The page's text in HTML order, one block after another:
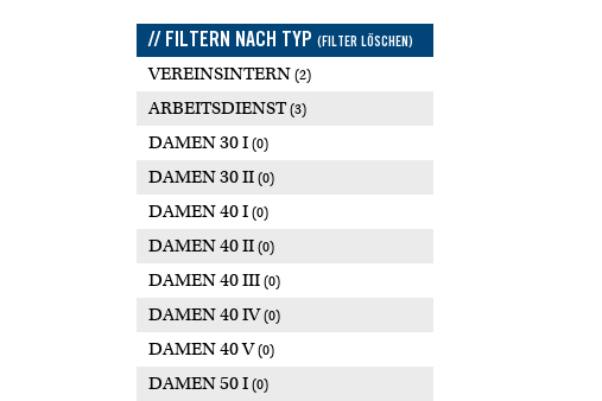
// FILTERN NACH TYP (FILTER LÖSCHEN)
VEREINSINTERN (2)
ARBEITSDIENST(3)
DAMEN 30 I (0)
DAMEN 30 II (0)
DAMEN 40 I (0)
DAMEN 40 II (0)
DAMEN 40 III (0)
DAMEN 40 IV(0)
DAMEN 40 V(0)
DAMEN 50 I (0)